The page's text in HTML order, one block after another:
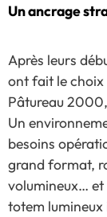
Un ancrage
Après leurs
ont fait le choix
Pâtureau
Un
besoins
grand format,
volumineux… et
totem lumineux